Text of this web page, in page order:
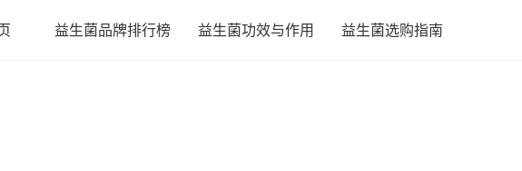
益生菌品牌排行榜 益生菌功效与作用 益生菌选购指南